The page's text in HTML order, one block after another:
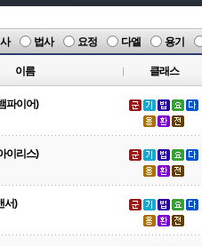
법사 요정 다엘 용기
이름 클래스
파이어)
이리스)
서)